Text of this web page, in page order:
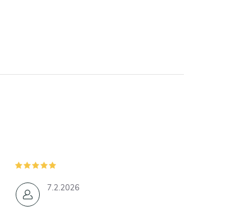
7.2.2026